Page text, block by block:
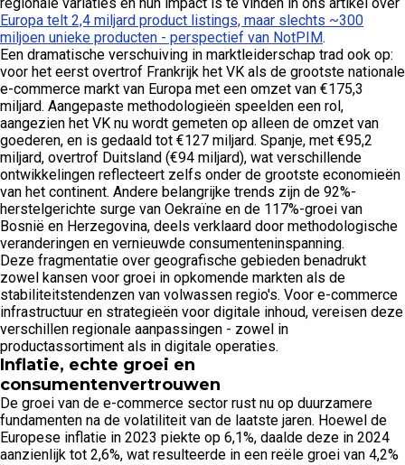
Europa telt 2,4 miljard product listings, maar slechts ~300
miljoen unieke producten - perspectief van NotPIM.
Een dramatische verschuiving in marktleiderschap trad ook op:
voor het eerst overtrof Frankrijk het VK als de grootste nationale
e-commerce markt van Europa met een omzet van €175,3
miljard. Aangepaste methodologieën speelden een rol,
aangezien het VK nu wordt gemeten op alleen de omzet van
goederen, en is gedaald tot €127 miljard. Spanje, met €95,2
miljard, overtrof Duitsland (€94 miljard), wat verschillende
ontwikkelingen reflecteert zelfs onder de grootste economieën
van het continent. Andere belangrijke trends zijn de 92%-
herstelgerichte surge van Oekraïne en de 117%-groei van
Bosnië en Herzegovina, deels verklaard door methodologische
veranderingen en vernieuwde consumenteninspanning.
Deze fragmentatie over geografische gebieden benadrukt
zowel kansen voor groei in opkomende markten als de
stabiliteitstendenzen van volwassen regio's. Voor e-commerce
infrastructuur en strategieën voor digitale inhoud, vereisen deze
verschillen regionale aanpassingen - zowel in
productassortiment als in digitale operaties.
Inflatie, echte groei en
consumentenvertrouwen
De groei van de e-commerce sector rust nu op duurzamere
fundamenten na de volatiliteit van de laatste jaren. Hoewel de
Europese inflatie in 2023 piekte op 6,1%, daalde deze in 2024
aanzienlijk tot 2,6%, wat resulteerde in een reële groei van 4,2%